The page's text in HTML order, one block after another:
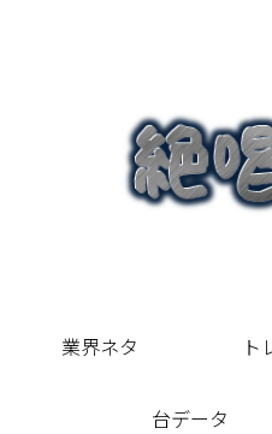
業界ネタ ト
台データ